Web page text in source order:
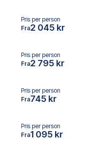
Pris per person
Fra2 045 kr
Pris per person
Fra2 795 kr
Pris per person
Fra745 kr
Pris per person
Fra1 095 kr